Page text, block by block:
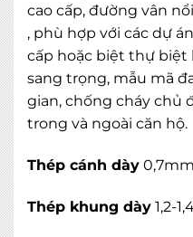
cao cấp, đường vân
, phù hợp với các dự
cấp hoặc biệt thự biệt
sang trọng, mẫu mã
gian, chống cháy chủ
trong và ngoài căn hộ.
Thép cánh dày 0,7mm
Thép khung dày 1,2-